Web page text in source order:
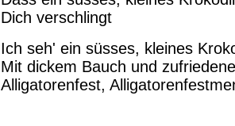
Dich verschlingt
Ich seh' ein süsses, kleines
Mit dickem Bauch und
Alligatorenfest,